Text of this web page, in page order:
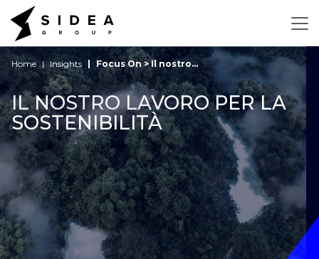
Home Insights Focus On > Il nostro...
IL NOSTRO LAVORO PER LA
SOSTENIBILITÀ